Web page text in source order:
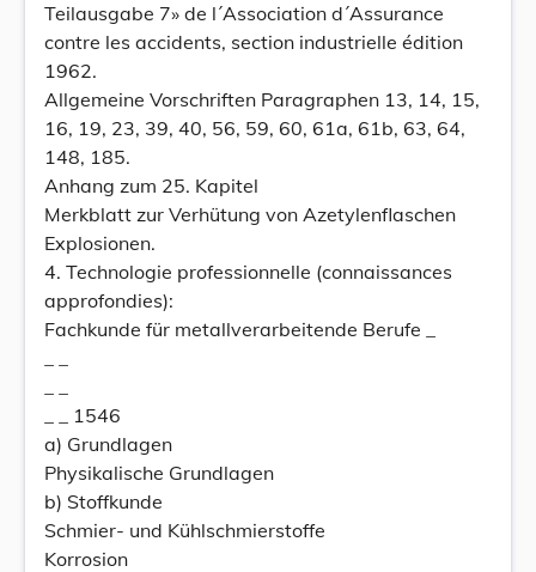
Teilausgabe 7» de l´Association d´Assurance
contre les accidents, section industrielle édition
1962.
Allgemeine Vorschriften Paragraphen 13, 14, 15,
16, 19, 23, 39, 40, 56, 59, 60, 61a, 61b, 63, 64,
148, 185.
Anhang zum 25. Kapitel
Merkblatt zur Verhütung von Azetylenflaschen
Explosionen.
4. Technologie professionnelle (connaissances
approfondies):
Fachkunde für metallverarbeitende Berufe _
_ _ 1546
a) Grundlagen
Physikalische Grundlagen
b) Stoffkunde
Schmier- und Kühlschmierstoffe
Korrosion